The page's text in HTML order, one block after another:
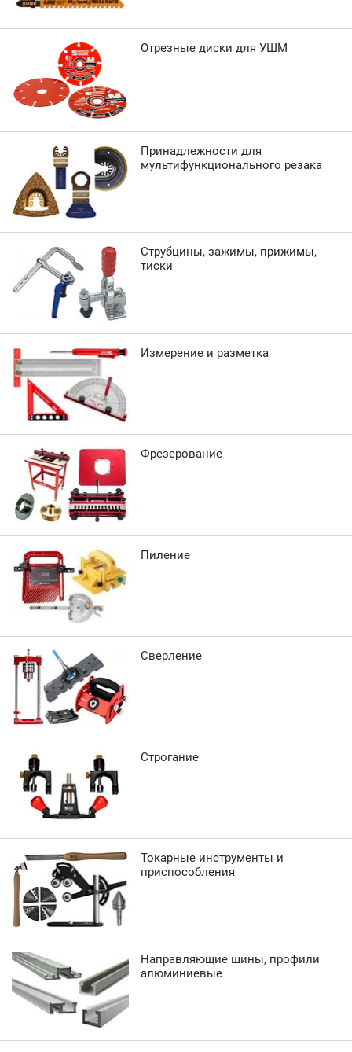
Отрезные диски для УШМ
Принадлежности для
мультифункционального резака
Струбцины, зажимы, прижимы,
тиски
Измерение и разметка
Фрезерование
Пиление
Сверление
Строгание
Токарные инструменты и
приспособления
Направляющие шины, профили
алюминиевые